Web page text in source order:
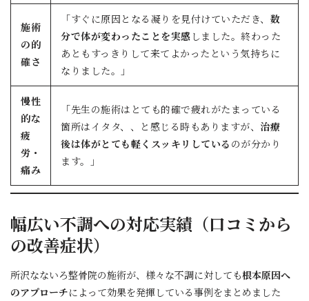
施術
の的
確さ
「すぐに原因となる凝りを見付けていただき、 数
分で体が変わったことを実感 しました。終わった
あともすっきりして来てよかったという気持ちに
なりました。」
慢性
的な
疲
労・
痛み
「先生の施術はとても的確で疲れがたまっている
箇所はイタタ、、と感じる時もありますが、 治療
後は体がとても軽くスッキリしている のが分かり
ます。」
幅広い不調への対応実績（口コミから
の改善症状）
所沢なないろ整骨院の施術が、様々な不調に対しても根本原因へ
のアプローチによって効果を発揮している事例をまとめました